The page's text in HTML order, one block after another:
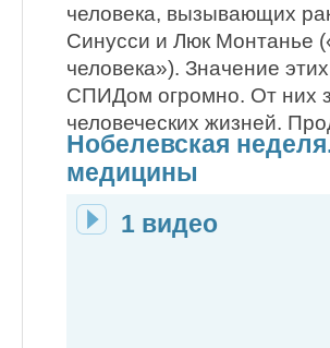
человека, вызывающих
Синусси и Люк Монтанье
человека»). Значение
СПИДом огромно. От них
человеческих жизней.
Нобелевская
медицины
1 видео